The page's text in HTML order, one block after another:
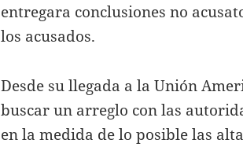
entregara conclusiones no
los acusados.
Desde su llegada a la Unión
buscar un arreglo con las
en la medida de lo posible las